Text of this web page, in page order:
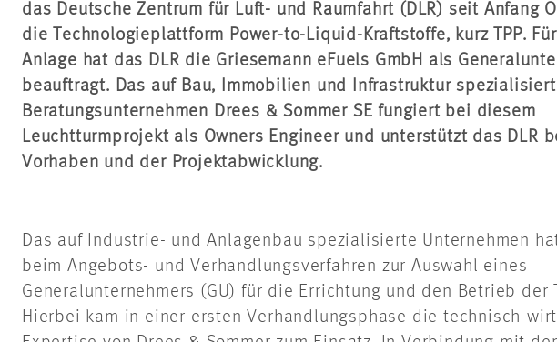
das Deutsche Zentrum für Luft- und Raumfahrt (DLR) seit Anfang
die Technologieplattform Power-to-Liquid-Kraftstoffe, kurz TPP.
Anlage hat das DLR die Griesemann eFuels GmbH als
beauftragt. Das auf Bau, Immobilien und Infrastruktur
Beratungsunternehmen Drees & Sommer SE fungiert bei diesem
Leuchtturmprojekt als Owners Engineer und unterstützt das DLR
Vorhaben und der Projektabwicklung.
Das auf Industrie- und Anlagenbau spezialisierte Unternehmen
beim Angebots- und Verhandlungsverfahren zur Auswahl eines
Generalunternehmers (GU) für die Errichtung und den Betrieb der
Hierbei kam in einer ersten Verhandlungsphase die technisch-